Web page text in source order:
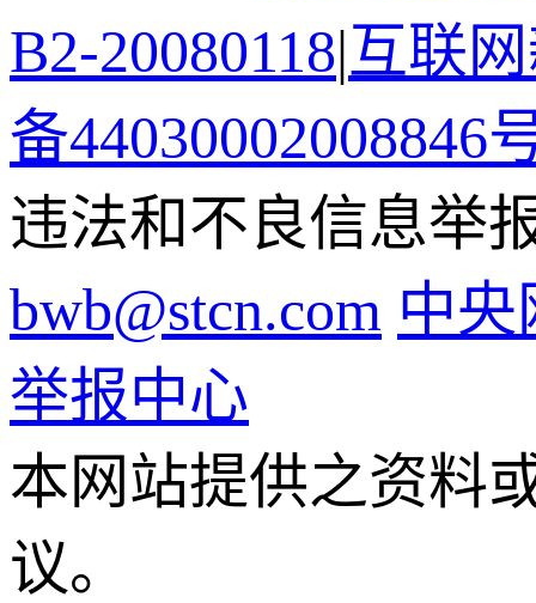
B2-20080118|互联
备44030002008846
违法和不良信息举
bwb@stcn.com 中
举报中心
本网站提供之资料
议。